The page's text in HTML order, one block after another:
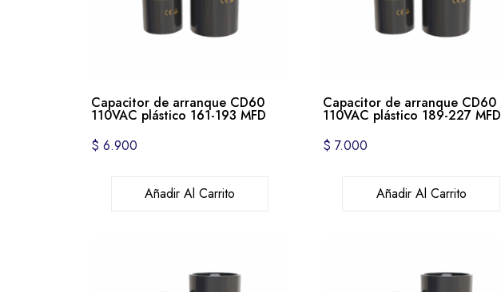
Capacitor de arranque CD60
110VAC plástico 161-193 MFD
$ 6.900
Añadir Al Carrito
Capacitor de arranque CD60
110VAC plástico 189-227 MFD
$ 7.000
Añadir Al Carrito